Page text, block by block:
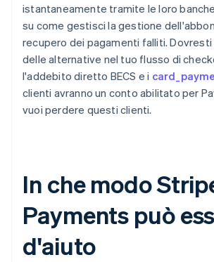
istantaneamente tramite le loro
su come gestisci la gestione
recupero dei pagamenti falliti. Dovresti
delle alternative nel tuo flusso di
l'addebito diretto BECS e i
clienti avranno un conto abilitato per
vuoi perdere questi clienti.
In che modo
Payments può
d'aiuto